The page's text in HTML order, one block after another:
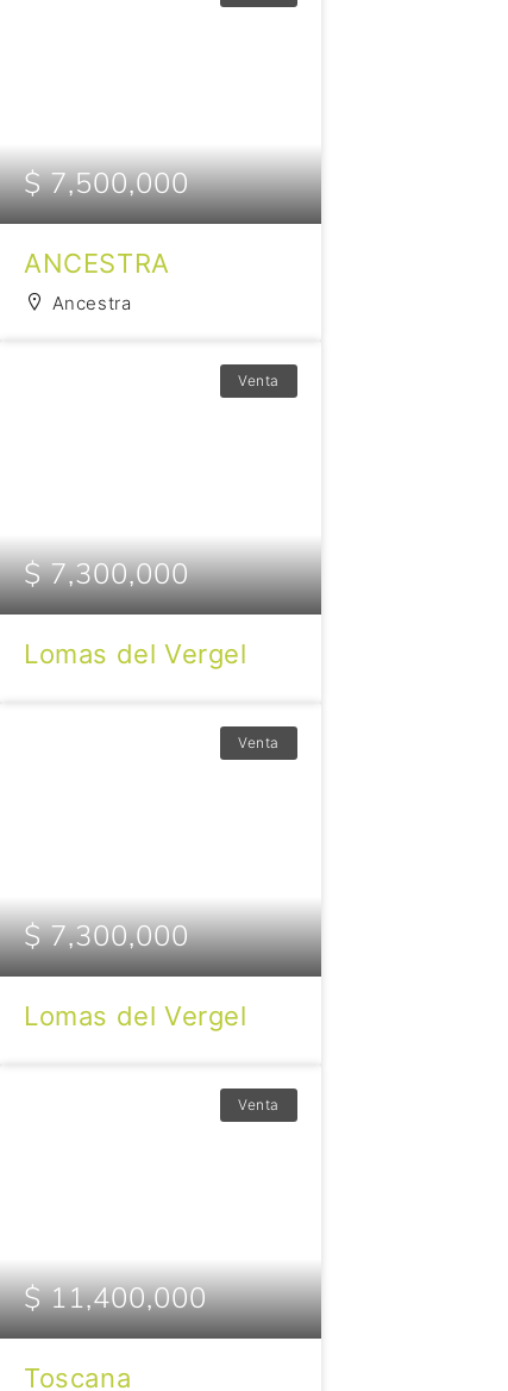
$ 7,500,000
ANCESTRA
Ancestra
Venta
$ 7,300,000
Lomas del Vergel
Venta
$ 7,300,000
Lomas del Vergel
Venta
$ 11,400,000
Toscana